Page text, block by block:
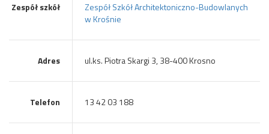
Zespół szkół
Zespół Szkół Architektoniczno-Budowlanych
w Krośnie
Adres ul.ks. Piotra Skargi 3, 38-400 Krosno
Telefon 13 42 03 188